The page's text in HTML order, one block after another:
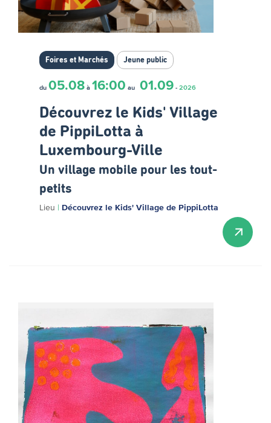
Foires et Marchés Jeune public
du 05.08 à 16:00 au 01.09 - 2026
Découvrez le Kids' Village
de PippiLotta à
Luxembourg-Ville
Un village mobile pour les tout-
petits
Lieu | Découvrez le Kids' Village de PippiLotta